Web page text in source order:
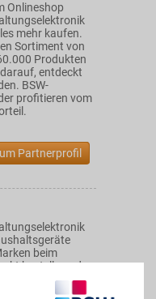
Onlineshop
mehr kaufen.
Sortiment von
Produkten
entdeckt
BSW-
profitieren vom
Partnerprofil
beim
bestellen oder
kaufen. Von
kompetenten und